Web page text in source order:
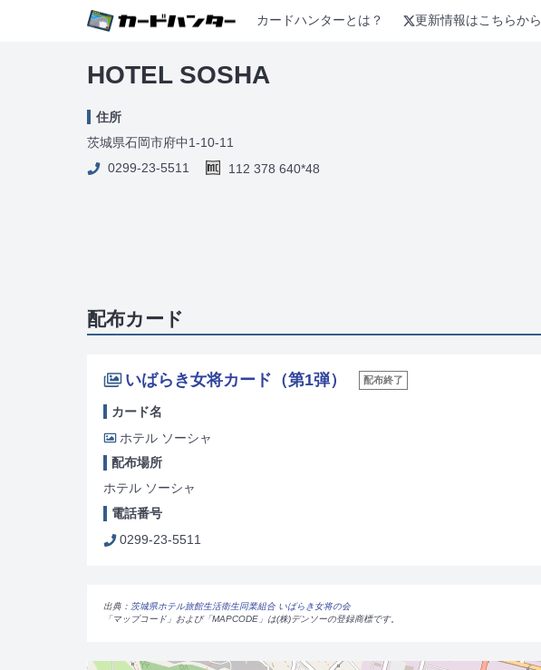
カードハンターとは？ 更新情報はこちらから
HOTEL SOSHA
住所
茨城県石岡市府中1-10-11
0299-23-5511
112 378 640*48
配布カード
いばらき女将カード（第1弾） 配布終了
カード名
ホテル ソーシャ
配布場所
ホテル ソーシャ
電話番号
0299-23-5511
出典： 茨城県ホテル旅館生活衛生同業組合 いばらき女将の会
「マップコード」および「MAPCODE」は(株)デンソーの登録商標です。